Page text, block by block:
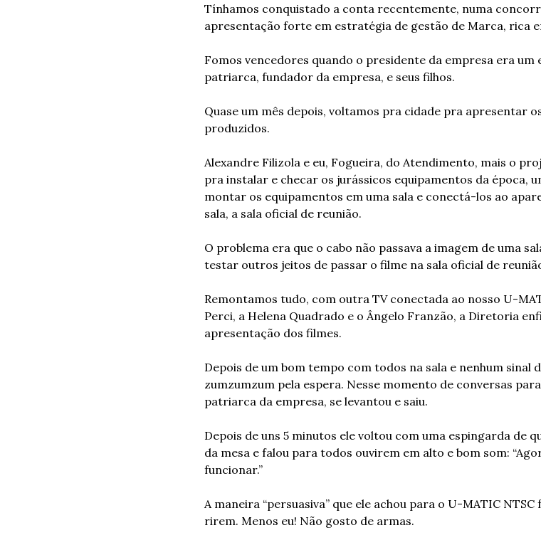
Tínhamos conquistado a conta recentemente, numa
apresentação forte em estratégia de gestão de Marca, rica
Fomos vencedores quando o presidente da empresa era
patriarca, fundador da empresa, e seus filhos.
Quase um mês depois, voltamos pra cidade pra apresentar
produzidos.
Alexandre Filizola e eu, Fogueira, do Atendimento, mais o
pra instalar e checar os jurássicos equipamentos da época,
montar os equipamentos em uma sala e conectá-los ao
sala, a sala oficial de reunião.
O problema era que o cabo não passava a imagem de uma
testar outros jeitos de passar o filme na sala oficial de
Remontamos tudo, com outra TV conectada ao nosso U-
Perci, a Helena Quadrado e o Ângelo Franzão, a Diretoria
apresentação dos filmes.
Depois de um bom tempo com todos na sala e nenhum
zumzumzum pela espera. Nesse momento de conversas
patriarca da empresa, se levantou e saiu.
Depois de uns 5 minutos ele voltou com uma espingarda de
da mesa e falou para todos ouvirem em alto e bom som:
funcionar.”
A maneira “persuasiva” que ele achou para o U-MATIC
rirem. Menos eu! Não gosto de armas.